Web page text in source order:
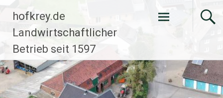
Zum
Inhalt
springen
hofkrey.de
Landwirtschaftlicher
Betrieb seit 1597